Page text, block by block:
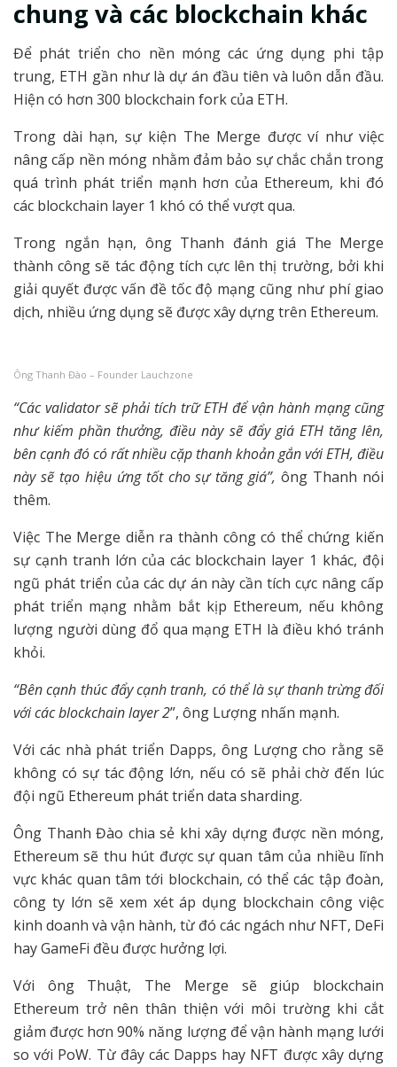
chung và các blockchain khác
Để phát triển cho nền móng các ứng dụng phi tập
trung, ETH gần như là dự án đầu tiên và luôn dẫn đầu.
Hiện có hơn 300 blockchain fork của ETH.
Trong dài hạn, sự kiện The Merge được ví như việc
nâng cấp nền móng nhằm đảm bảo sự chắc chắn trong
quá trình phát triển mạnh hơn của Ethereum, khi đó
các blockchain layer 1 khó có thể vượt qua.
Trong ngắn hạn, ông Thanh đánh giá The Merge
thành công sẽ tác động tích cực lên thị trường, bởi khi
giải quyết được vấn đề tốc độ mạng cũng như phí giao
dịch, nhiều ứng dụng sẽ được xây dựng trên Ethereum.
Ông Thanh Đào – Founder Lauchzone
“Các validator sẽ phải tích trữ ETH để vận hành mạng cũng
như kiếm phần thưởng, điều này sẽ đẩy giá ETH tăng lên,
bên cạnh đó có rất nhiều cặp thanh khoản gắn với ETH, điều
này sẽ tạo hiệu ứng tốt cho sự tăng giá”, ông Thanh nói
thêm.
Việc The Merge diễn ra thành công có thể chứng kiến
sự cạnh tranh lớn của các blockchain layer 1 khác, đội
ngũ phát triển của các dự án này cần tích cực nâng cấp
phát triển mạng nhằm bắt kịp Ethereum, nếu không
lượng người dùng đổ qua mạng ETH là điều khó tránh
khỏi.
“Bên cạnh thúc đẩy cạnh tranh, có thể là sự thanh trừng đối
với các blockchain layer 2”, ông Lượng nhấn mạnh.
Với các nhà phát triển Dapps, ông Lượng cho rằng sẽ
không có sự tác động lớn, nếu có sẽ phải chờ đến lúc
đội ngũ Ethereum phát triển data sharding.
Ông Thanh Đào chia sẻ khi xây dựng được nền móng,
Ethereum sẽ thu hút được sự quan tâm của nhiều lĩnh
vực khác quan tâm tới blockchain, có thể các tập đoàn,
công ty lớn sẽ xem xét áp dụng blockchain công việc
kinh doanh và vận hành, từ đó các ngách như NFT, DeFi
hay GameFi đều được hưởng lợi.
Với ông Thuật, The Merge sẽ giúp blockchain
Ethereum trở nên thân thiện với môi trường khi cắt
giảm được hơn 90% năng lượng để vận hành mạng lưới
so với PoW. Từ đây các Dapps hay NFT được xây dựng